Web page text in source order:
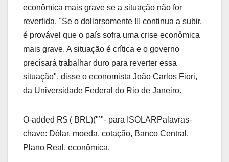
econômica mais grave se a situação não for
revertida. "Se o dollarsomente !!! continua a subir,
é provável que o país sofra uma crise econômica
mais grave. A situação é crítica e o governo
precisará trabalhar duro para reverter essa
situação", disse o economista João Carlos Fiori,
da Universidade Federal do Rio de Janeiro.
O-added R$ ( BRL)("’"- para ISOLARPalavras-
chave: Dólar, moeda, cotação, Banco Central,
Plano Real, econômica.